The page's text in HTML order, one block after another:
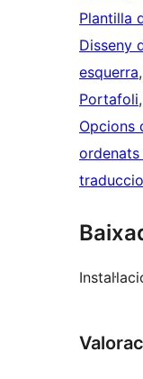
Plantilla
Disseny
esquerra,
Portafoli,
Opcions